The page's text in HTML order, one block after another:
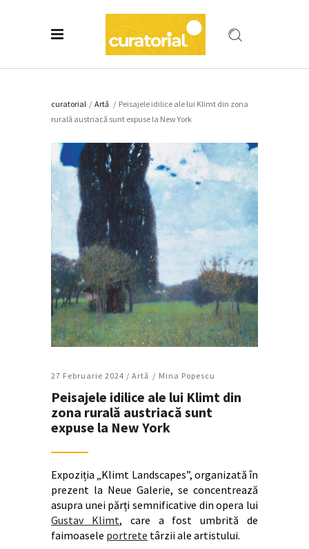
curatorial / Artǎ / Peisajele idilice ale lui Klimt din zona
rurală austriacă sunt expuse la New York
27 Februarie 2024 / Artǎ Mina Popescu
Peisajele idilice ale lui Klimt din
zona rurală austriacă sunt
expuse la New York
Expoziția „Klimt Landscapes”, organizată în
prezent la Neue Galerie, se concentrează
asupra unei părți semnificative din opera lui
Gustav Klimt, care a fost umbrită de
faimoasele portrete târzii ale artistului.